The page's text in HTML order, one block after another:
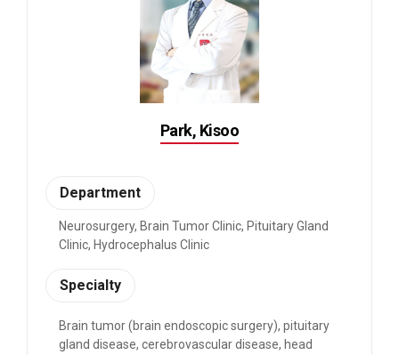
Park, Kisoo
Department
Neurosurgery, Brain Tumor Clinic, Pituitary Gland
Clinic, Hydrocephalus Clinic
Specialty
Brain tumor (brain endoscopic surgery), pituitary
gland disease, cerebrovascular disease, head